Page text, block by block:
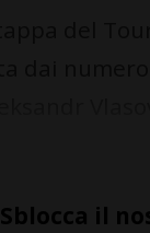
Sblocca il